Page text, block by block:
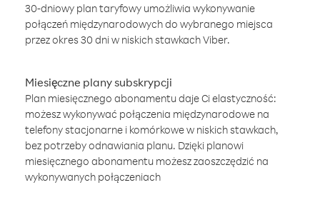
30-dniowy plan taryfowy umożliwia wykonywanie
połączeń międzynarodowych do wybranego miejsca
przez okres 30 dni w niskich stawkach Viber.
Miesięczne plany subskrypcji
Plan miesięcznego abonamentu daje Ci elastyczność:
możesz wykonywać połączenia międzynarodowe na
telefony stacjonarne i komórkowe w niskich stawkach,
bez potrzeby odnawiania planu. Dzięki planowi
miesięcznego abonamentu możesz zaoszczędzić na
wykonywanych połączeniach